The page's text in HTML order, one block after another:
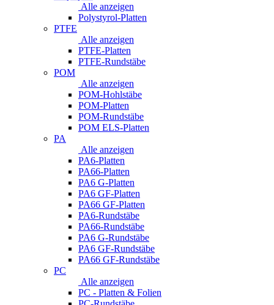
Alle anzeigen
Polystyrol-Platten
PTFE
Alle anzeigen
PTFE-Platten
PTFE-Rundstäbe
POM
Alle anzeigen
POM-Hohlstäbe
POM-Platten
POM-Rundstäbe
POM ELS-Platten
PA
Alle anzeigen
PA6-Platten
PA66-Platten
PA6 G-Platten
PA6 GF-Platten
PA66 GF-Platten
PA6-Rundstäbe
PA66-Rundstäbe
PA6 G-Rundstäbe
PA6 GF-Rundstäbe
PA66 GF-Rundstäbe
PC
Alle anzeigen
PC - Platten & Folien